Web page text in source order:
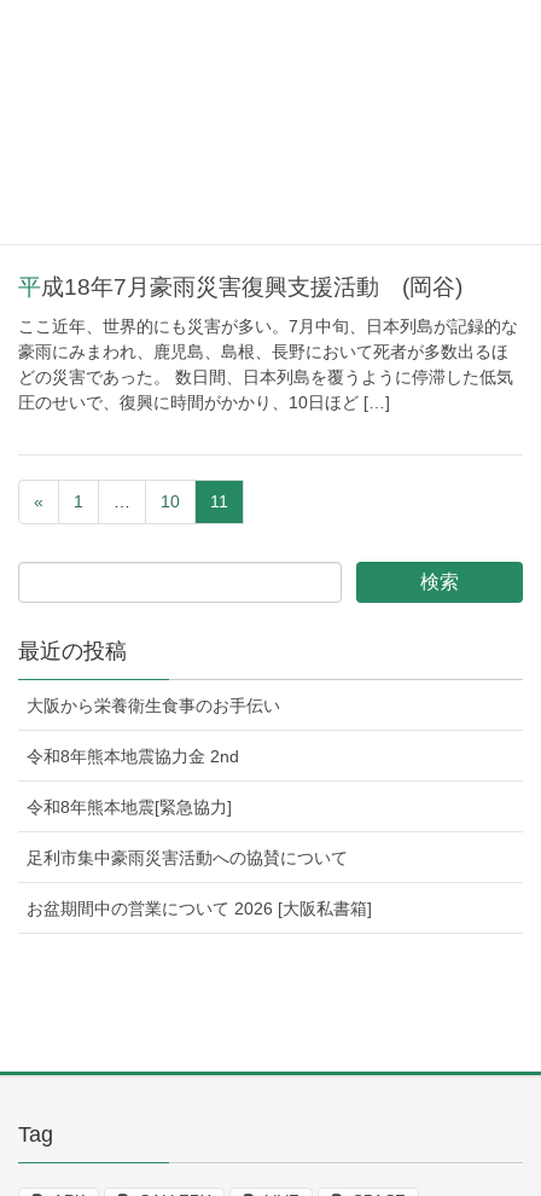
平成18年7月豪雨災害復興支援活動 (岡谷)
ここ近年、世界的にも災害が多い。7月中旬、日本列島が記録的な
豪雨にみまわれ、鹿児島、島根、長野において死者が多数出るほ
どの災害であった。 数日間、日本列島を覆うように停滞した低気
圧のせいで、復興に時間がかかり、10日ほど […]
« 1 10 11
最近の投稿
大阪から栄養衛生食事のお手伝い
令和8年熊本地震協力金 2nd
令和8年熊本地震[緊急協力]
足利市集中豪雨災害活動への協賛について
お盆期間中の営業について 2026 [大阪私書箱]
Tag